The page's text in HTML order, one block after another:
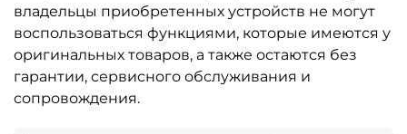
владельцы приобретенных устройств не могут
воспользоваться функциями, которые имеются у
оригинальных товаров, а также остаются без
гарантии, сервисного обслуживания и
сопровождения.